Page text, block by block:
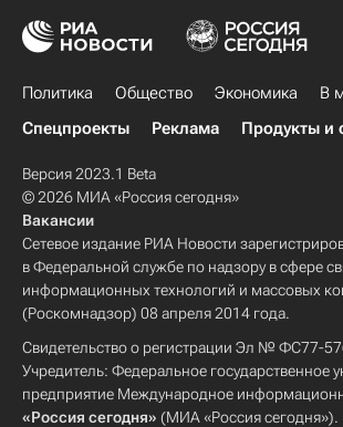
Политика Общество Экономика В
Спецпроекты
Реклама Продукты и
Версия 2023.1 Beta
© 2026 МИА «Россия сегодня»
Вакансии
Сетевое издание РИА Новости
в Федеральной службе по надзору в сфере
информационных технологий и массовых
(Роскомнадзор) 08 апреля 2014 года.
Свидетельство о регистрации Эл № ФС77-
Учредитель: Федеральное государственное
предприятие Международное
«Россия сегодня» (МИА «Россия сегодня»).